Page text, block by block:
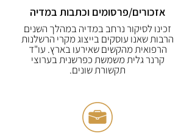
אזכורים/פרסומים וכתבות במדיה
זכינו לסיקור נרחב במדיה במהלך השנים
הרבות שאנו עוסקים בייצוג מקרי הרשלנות
הרפואית מהקשים שאירעו בארץ. עו"ד
קרנר גלית משמשת כפרשנית בערוצי
תקשורת שונים.